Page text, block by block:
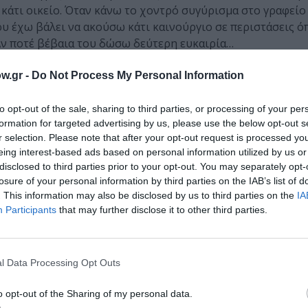
- Do Not Process My Personal Information
opt-out of the sale, sharing to third parties, or processing of your
for targeted advertising by us, please use the below opt-out
selection. Please note that after your opt-out request is processed
interest-based ads based on personal information utilized by us
to third parties prior to your opt-out. You may separately
of your personal information by third parties on the IAB’s list of
This information may also be disclosed by us to third parties on the
Participants that may further disclose it to other third parties.
Data Processing Opt Outs
opt-out of the Sharing of my personal data.
οικείο. Όταν κάνω το χοντρό συγύρισμα στο γραφείο
έχω βάλει να ακούσω κάτι καινούργιο σε περιστάσεις
ποτέ βέβαια του δώσω δεύτερη ευκαιρία…
κάνεις κάτι άλλο ταυτόχρονα. Δώσε του χρόνο. Θα σου
νέες κυκλοφορίες μπορεί να το κάνει κανείς αυτό; Για
πόσες από αυτές θα είναι από καινούργιους
έστω ότι καθόμαστε όλοι μας και το κάνουμε αυτό. Πως
απήχησης μέσα από αυτήν την διαδικασία; Μέσα
ξεχωριστά και το προσωπικό φίλτρο / γούστο του
επιλογές που θα οδηγήσουν στα καινούργια
θα βγαίνουν. Αλλά ο κατακερματισμός της εποχής μας δεν
απήχησης σε μια (συνήθως μικρή αλλά πάντως
άγνωστο σε όλες τις υπόλοιπες ομάδες.
απήχησης (και κατόπιν της γέννησης τους να περνάνε
σταθμοί. Οι οποίοι – παρά τις (συχνά μεγάλες)